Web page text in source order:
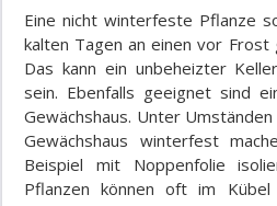
Eine nicht winterfeste Pflanze
kalten Tagen an einen vor
Das kann ein unbeheizter
sein. Ebenfalls geeignet sind
Gewächshaus. Unter
Gewächshaus winterfest
Beispiel mit Noppenfolie
Pflanzen können oft im Kübel